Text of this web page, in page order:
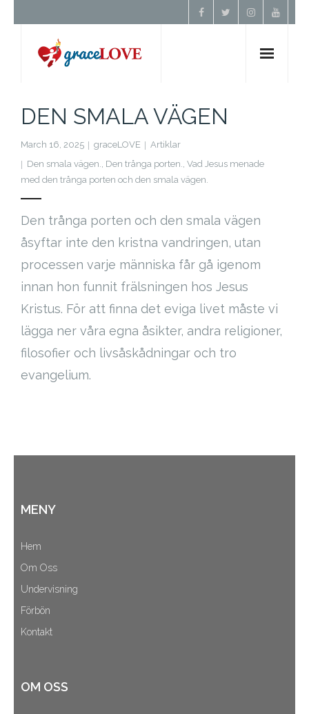
Om Oss
Undervisning
Förbön
Donera
Cart (0Items)
DEN SMALA VÄGEN
March 16, 2025 graceLOVE
Artiklar
Den smala vägen., Den trånga porten., Vad Jesus menade
med den trånga porten och den smala vägen.
Den trånga porten och den smala vägen
åsyftar inte den kristna vandringen, utan
processen varje människa får gå igenom
innan hon funnit frälsningen hos Jesus
Kristus. För att finna det eviga livet måste vi
lägga ner våra egna åsikter, andra religioner,
filosofier och livsåskådningar och tro
evangelium.
MENY
Hem
Om Oss
Undervisning
Förbön
Kontakt
OM OSS